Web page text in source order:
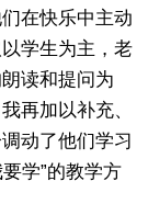
在快乐中主动
学生为主，老
读和提问为
再加以补充、
动了他们学习
学”的教学方